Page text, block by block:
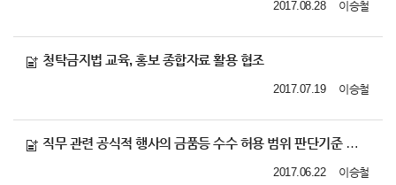
이승철
2017.08.28
청탁금지법 교육, 홍보 종합자료 활용 협조
이승철
2017.07.19
직무 관련 공식적 행사의 금품등 수수 허용 범위 판단기준 안내
이승철
2017.06.22